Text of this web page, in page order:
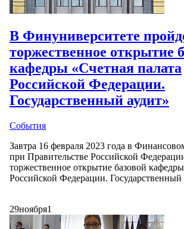
В Финуниверситете
торжественное открытие
кафедры «Счетная палата
Российской Федерации.
Государственный аудит»
События
Завтра 16 февраля 2023 года в
при Правительстве Российской
торжественное открытие базовой
Российской Федерации. Государственный
29ноября1